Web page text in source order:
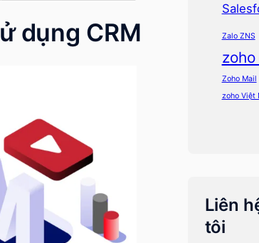
dụng CRM Zalo ZNS
Zoho Mail
zoho Việt
Liên
tôi